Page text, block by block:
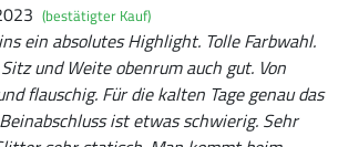
(bestätigter Kauf)
ein absolutes Highlight. Tolle Farbwahl.
und Weite obenrum auch gut. Von
flauschig. Für die kalten Tage genau das
ist etwas schwierig. Sehr